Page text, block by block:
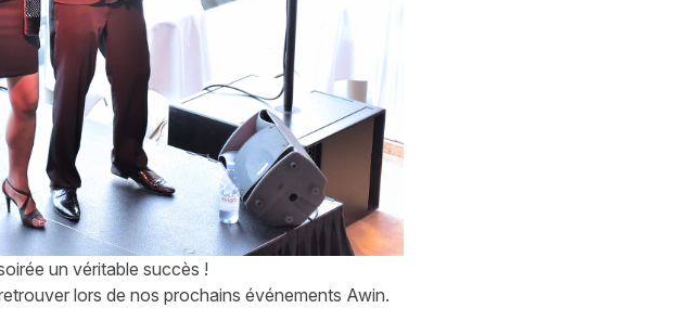
un véritable succès !
lors de nos prochains événements Awin.